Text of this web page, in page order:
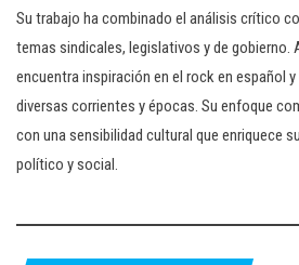
Su trabajo ha combinado el análisis crítico
temas sindicales, legislativos y de gobierno.
encuentra inspiración en el rock en español
diversas corrientes y épocas. Su enfoque
con una sensibilidad cultural que enriquece
político y social.